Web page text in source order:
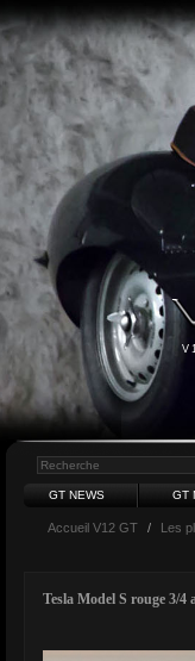
GT NEWS GT
Accueil V12 GT / Les
Tesla Model S rouge 3/4